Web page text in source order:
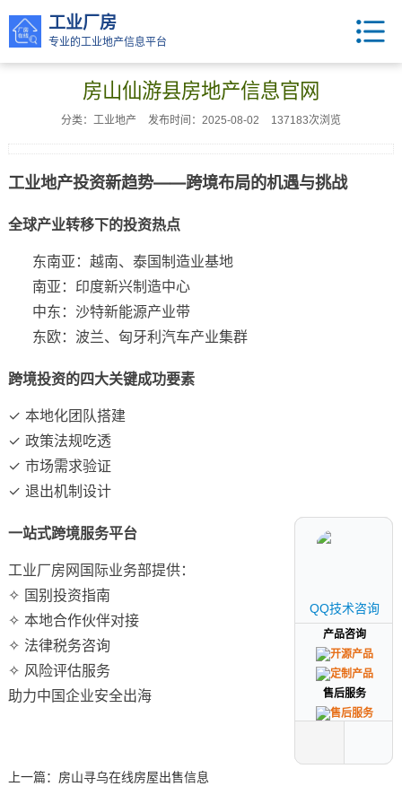
工业厂房
专业的工业地产信息平台
房山仙游县房地产信息官网
分类：工业地产 发布时间：2025-08-02 137183次浏览
工业地产投资新趋势——跨境布局的机遇与挑战
全球产业转移下的投资热点
东南亚：越南、泰国制造业基地
南亚：印度新兴制造中心
中东：沙特新能源产业带
东欧：波兰、匈牙利汽车产业集群
跨境投资的四大关键成功要素
✓ 本地化团队搭建
✓ 政策法规吃透
✓ 市场需求验证
✓ 退出机制设计
一站式跨境服务平台
工业厂房网国际业务部提供：
✧ 国别投资指南
✧ 本地合作伙伴对接
✧ 法律税务咨询
✧ 风险评估服务
助力中国企业安全出海
上一篇： 房山寻乌在线房屋出售信息
QQ技术咨询
产品咨询
售后服务
QQ技术咨询
产品咨询
售后服务